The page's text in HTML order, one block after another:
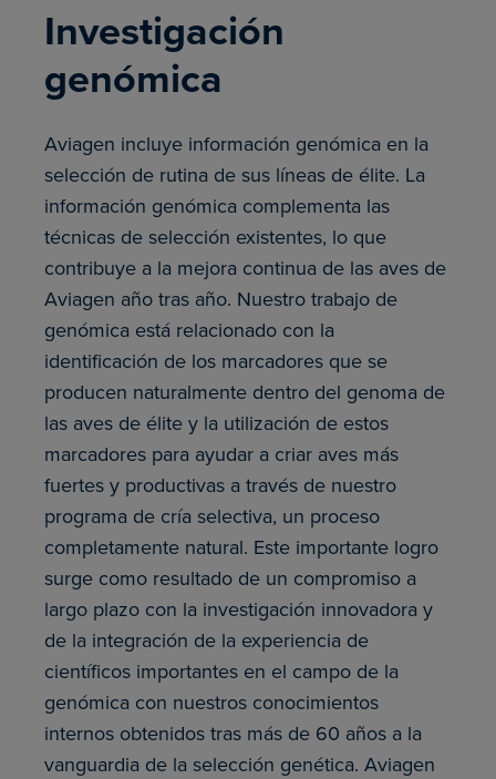
Investigación
genómica
Aviagen incluye información genómica en la
selección de rutina de sus líneas de élite. La
información genómica complementa las
técnicas de selección existentes, lo que
contribuye a la mejora continua de las aves de
Aviagen año tras año. Nuestro trabajo de
genómica está relacionado con la
identificación de los marcadores que se
producen naturalmente dentro del genoma de
las aves de élite y la utilización de estos
marcadores para ayudar a criar aves más
fuertes y productivas a través de nuestro
programa de cría selectiva, un proceso
completamente natural. Este importante logro
surge como resultado de un compromiso a
largo plazo con la investigación innovadora y
de la integración de la experiencia de
científicos importantes en el campo de la
genómica con nuestros conocimientos
internos obtenidos tras más de 60 años a la
vanguardia de la selección genética. Aviagen